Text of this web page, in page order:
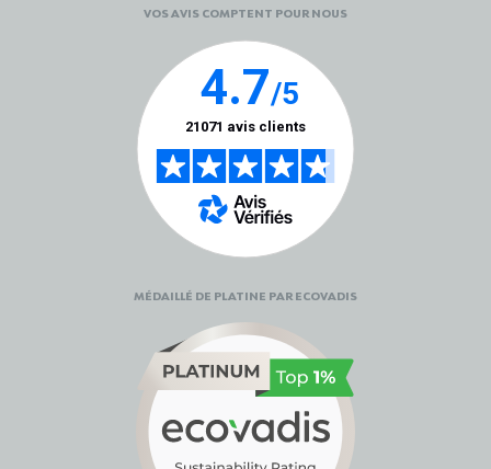
VOS AVIS COMPTENT POUR NOUS
MÉDAILLÉ DE PLATINE PAR ECOVADIS